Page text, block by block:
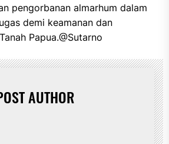
pengorbanan almarhum dalam
demi keamanan dan
Papua.@Sutarno
AUTHOR